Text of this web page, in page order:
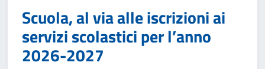
Scuola, al via alle iscrizioni ai
servizi scolastici per l’anno
2026-2027